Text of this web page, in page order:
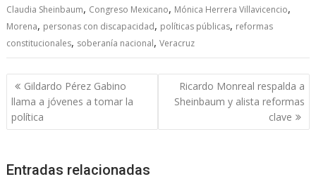
Claudia Sheinbaum, Congreso Mexicano, Mónica Herrera Villavicencio,
Morena, personas con discapacidad, políticas públicas, reformas
constitucionales, soberanía nacional,Veracruz
Navegación
de
entradas
Gildardo Pérez Gabino
llama a jóvenes a tomar la
política
Ricardo Monreal respalda a
Sheinbaum y alista reformas
clave
Entradas relacionadas